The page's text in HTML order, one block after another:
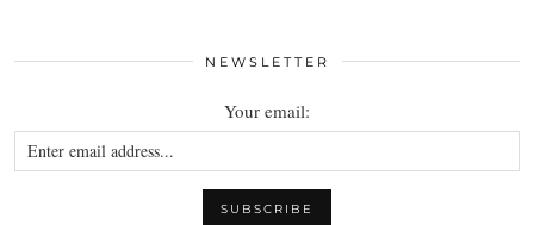
NEWSLETTER
Your email: